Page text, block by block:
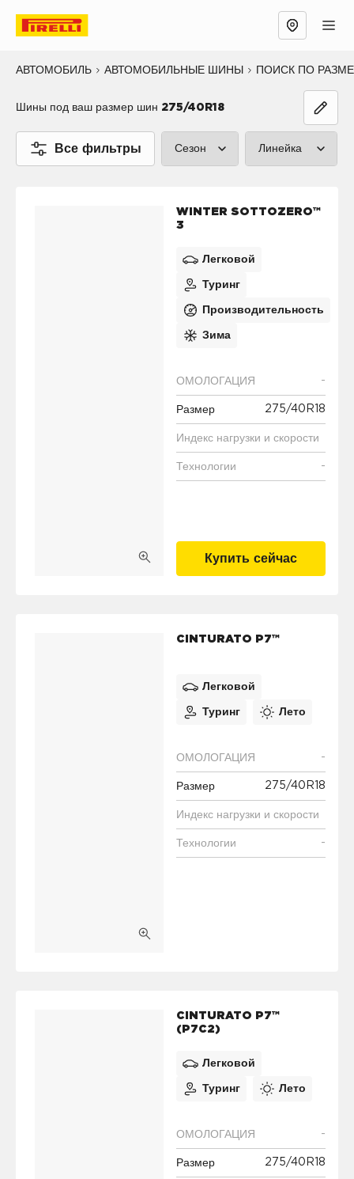
АВТОМОБИЛЬ АВТОМОБИЛЬНЫЕ ШИНЫ ПОИСК ПО
Шины под ваш размер шин 275/40R18
Все фильтры Сезон
Все сезоны (0)
Линейка
WINTER SOTTOZERO™
3
Легковой
Туринг
Производительность
Зима
ОМОЛОГАЦИЯ -
Размер 275/40R18
Индекс нагрузки и скорости
Технологии -
Купить сейчас
CINTURATO P7™
Легковой
Туринг Лето
ОМОЛОГАЦИЯ -
Размер 275/40R18
Индекс нагрузки и скорости
Технологии -
CINTURATO P7™
(P7C2)
Легковой
Туринг Лето
ОМОЛОГАЦИЯ -
Размер 275/40R18